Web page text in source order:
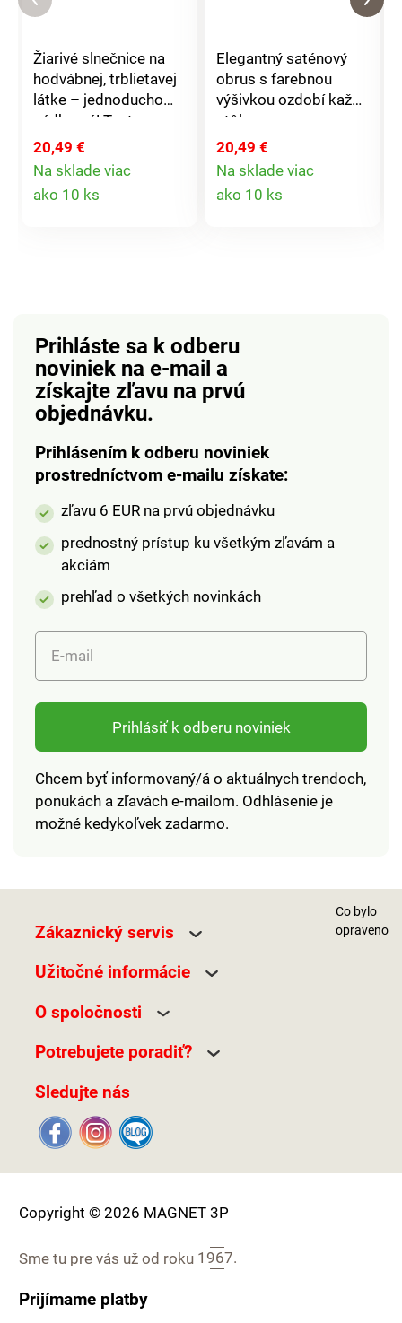
Žiarivé slnečnice na
hodvábnej, trblietavej
látke – jednoducho
nádherné! Tento
bohato vyšívaný obrus
je skutočným
klenotom pre
náročných. Možno
20,49 €
Na sklade viac
ako 10 ks
Elegantný saténový
obrus s farebnou
výšivkou ozdobí každý
stôl.
20,49 €
Na sklade viac
ako 10 ks
Prihláste sa k odberu
noviniek na e-mail a
získajte zľavu na prvú
objednávku.
Prihlásením k odberu noviniek
prostredníctvom e-mailu získate:
zľavu 6 EUR na prvú objednávku
prednostný prístup ku všetkým zľavám a
akciám
prehľad o všetkých novinkách
E-mail
Prihlásiť k odberu noviniek
Chcem byť informovaný/á o aktuálnych trendoch,
ponukách a zľavách e-mailom. Odhlásenie je
možné kedykoľvek zadarmo.
Zákaznický servis
Užitočné informácie
O spoločnosti
Potrebujete poradiť?
Sledujte nás
Co bylo
opraveno
Copyright © 2026 MAGNET 3P
Sme tu pre vás už od roku 1967.
Prijímame platby